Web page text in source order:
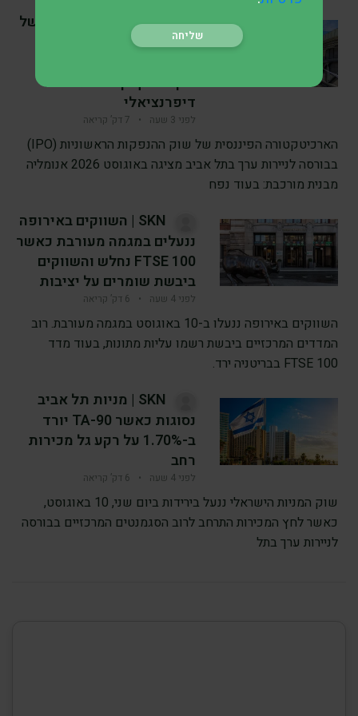
SKN | המנוע המבוזר של
שקל מציף קיטוב תשואתי
דיפרנציאלי
לפני 3 שעה • 7 דק’ קריאה
הארכיטקטורה הפיננסית של שוק ההנפקות הראשוניות (IPO)
בבורסה לניירות ערך בתל אביב מציגה באוגוסט 2026 אנומליה
מבנית מורכבת: בעוד נפח
SKN | השווקים באירופה
ננעלים במגמה מעורבת כאשר
FTSE 100 נחלש והשווקים
ביבשת שומרים על יציבות
לפני 4 שעה • 6 דק’ קריאה
השווקים באירופה ננעלו ב-10 באוגוסט במגמה מעורבת. רוב
המדדים המרכזיים ביבשת רשמו עליות מתונות, בעוד מדד
FTSE 100 בבריטניה ירד.
SKN | מניות תל אביב
נסוגות כאשר TA-90 יורד
ב-1.70% על רקע גל מכירות
רחב
לפני 4 שעה • 6 דק’ קריאה
שוק המניות הישראלי ננעל בירידות ביום שני, 10 באוגוסט,
כאשר לחץ המכירות התרחב לרוב הסגמנטים המרכזיים בבורסה
לניירות ערך בתל